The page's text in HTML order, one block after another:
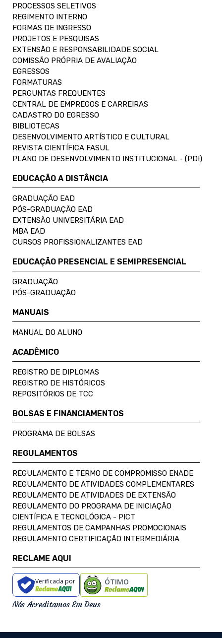
PROCESSOS SELETIVOS
REGIMENTO INTERNO
FORMAS DE INGRESSO
PROJETOS E PESQUISAS
EXTENSÃO E RESPONSABILIDADE SOCIAL
COMISSÃO PRÓPRIA DE AVALIAÇÃO
EGRESSOS
FORMATURAS
PERGUNTAS FREQUENTES
CENTRAL DE EMPREGOS E CARREIRAS
CADASTRO DO EGRESSO
BIBLIOTECAS
DESENVOLVIMENTO ARTÍSTICO E CULTURAL
REVISTA CIENTÍFICA FASUL
PLANO DE DESENVOLVIMENTO INSTITUCIONAL - (PDI)
EDUCAÇÃO A DISTÂNCIA
GRADUAÇÃO EAD
PÓS-GRADUAÇÃO EAD
EXTENSÃO UNIVERSITÁRIA EAD
MBA EAD
CURSOS PROFISSIONALIZANTES EAD
EDUCAÇÃO PRESENCIAL E SEMIPRESENCIAL
GRADUAÇÃO
PÓS-GRADUAÇÃO
MANUAIS
MANUAL DO ALUNO
ACADÊMICO
REGISTRO DE DIPLOMAS
REGISTRO DE HISTÓRICOS
REPOSITÓRIOS DE TCC
BOLSAS E FINANCIAMENTOS
PROGRAMA DE BOLSAS
REGULAMENTOS
REGULAMENTO E TERMO DE COMPROMISSO ENADE
REGULAMENTO DE ATIVIDADES COMPLEMENTARES
REGULAMENTO DE ATIVIDADES DE EXTENSÃO
REGULAMENTO DO PROGRAMA DE INICIAÇÃO
CIENTÍFICA E TECNOLÓGICA - PICT
REGULAMENTOS DE CAMPANHAS PROMOCIONAIS
REGULAMENTO CERTIFICAÇÃO INTERMEDIÁRIA
RECLAME AQUI
Verificada por ÓTIMO
Nós Acreditamos Em Deus